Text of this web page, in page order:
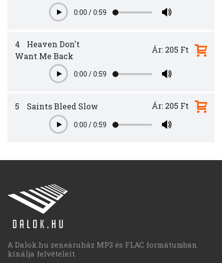
Play0:00 /0:59
4
Heaven Don't
Want Me Back
Play0:00 /0:59
Ár: 205 Ft
5 Saints Bleed Slow
Play0:00 /0:59
Ár: 205 Ft
A Dalok.hu zeneáruház MP3 és FLAC formátumban
kínálja felvételeit.